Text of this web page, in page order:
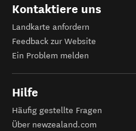
Kontaktiere uns
Landkarte anfordern
Feedback zur Website
Ein Problem melden
Hilfe
Häufig gestellte Fragen
Über newzealand.com